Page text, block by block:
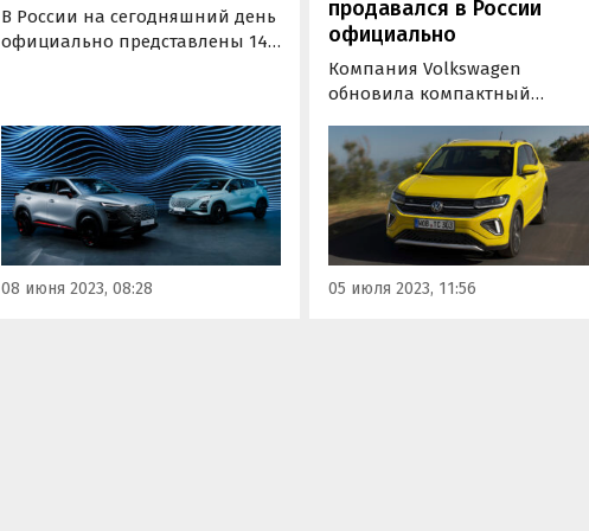
В России на сегодняшний день
официально представлены 14
«Российские автомобильные
дилеры».
08 июня 2023, 08:28
продавался в России
официально
Компания Volkswagen
обновила компактный
Предпродажи новинки
планируется начать в
четвертом квартале 2023
у дилеров такие машины
появится в первом квартале
2024 года.
05 июля 2023, 11:56